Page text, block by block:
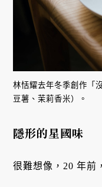
林恬耀去年冬季創作「
豆薯、茉莉香米）。
隱形的星國味
很難想像，20 年前